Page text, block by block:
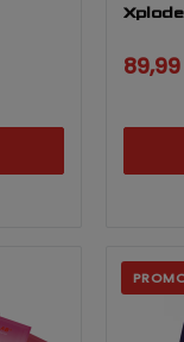
89,99